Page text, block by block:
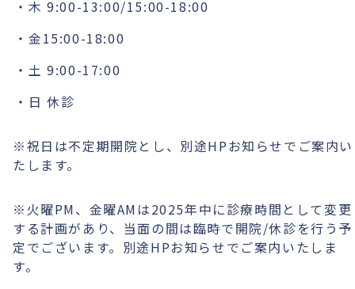
木 9:00-13:00/15:00-18:00
金15:00-18:00
土 9:00-17:00
日 休診
※祝日は不定期開院とし、別途HPお知らせでご案内い
たします。
※火曜PM、金曜AMは2025年中に診療時間として変更
する計画があり、当面の間は臨時で開院/休診を行う予
定でございます。別途HPお知らせでご案内いたしま
す。